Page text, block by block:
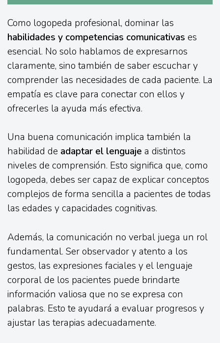
Como logopeda profesional, dominar las
habilidades y competencias comunicativas es
esencial. No solo hablamos de expresarnos
claramente, sino también de saber escuchar y
comprender las necesidades de cada paciente. La
empatía es clave para conectar con ellos y
ofrecerles la ayuda más efectiva.
Una buena comunicación implica también la
habilidad de adaptar el lenguaje a distintos
niveles de comprensión. Esto significa que, como
logopeda, debes ser capaz de explicar conceptos
complejos de forma sencilla a pacientes de todas
las edades y capacidades cognitivas.
Además, la comunicación no verbal juega un rol
fundamental. Ser observador y atento a los
gestos, las expresiones faciales y el lenguaje
corporal de los pacientes puede brindarte
información valiosa que no se expresa con
palabras. Esto te ayudará a evaluar progresos y
ajustar las terapias adecuadamente.